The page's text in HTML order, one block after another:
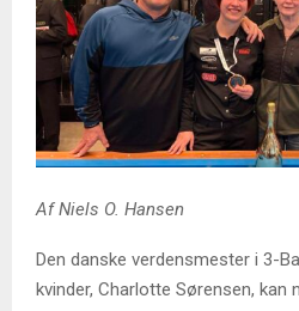
Af Niels O. Hansen
Den danske verdensmester i 3-
kvinder, Charlotte Sørensen, kan